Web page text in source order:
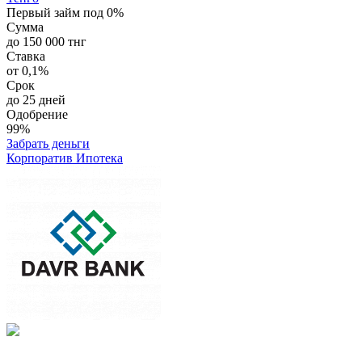
Первый займ под 0%
Сумма
до 150 000 тнг
Ставка
от 0,1%
Срок
до 25 дней
Одобрение
99%
Забрать деньги
Корпоратив Ипотека